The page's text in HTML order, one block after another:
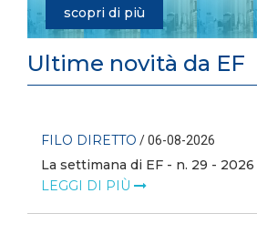
scopri di più
Ultime novità da EF
FILO DIRETTO / 06-08-2026
La settimana di EF - n. 29 - 2026
LEGGI DI PIÙ